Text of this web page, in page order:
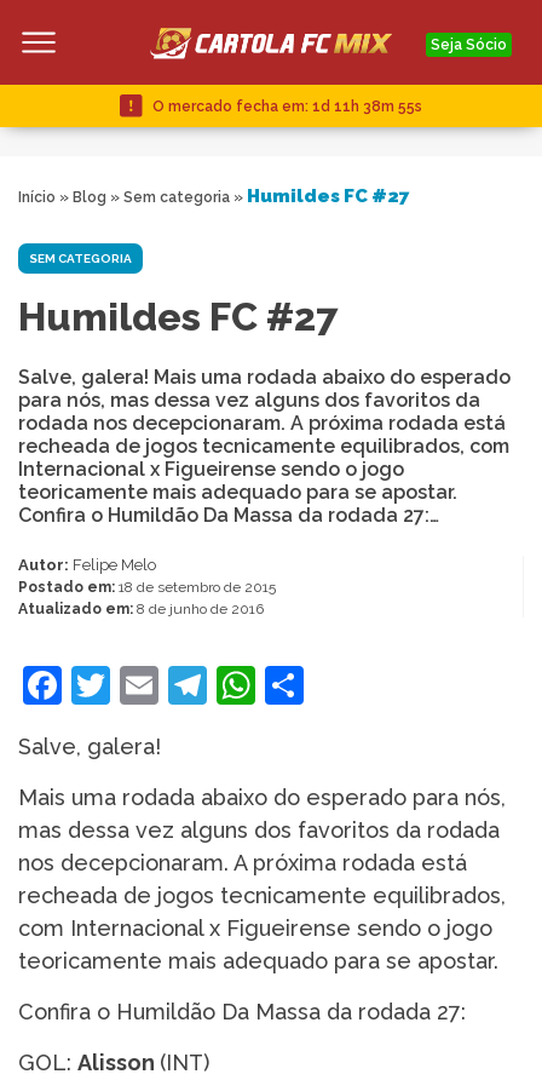
Seja Sócio
O mercado fecha em: 1d 11h 38m 55s
Início » Blog » Sem categoria » Humildes FC #27
SEM CATEGORIA
Humildes FC #27
Salve, galera! Mais uma rodada abaixo do esperado
para nós, mas dessa vez alguns dos favoritos da
rodada nos decepcionaram. A próxima rodada está
recheada de jogos tecnicamente equilibrados, com
Internacional x Figueirense sendo o jogo
teoricamente mais adequado para se apostar.
Confira o Humildão Da Massa da rodada 27:…
Autor: Felipe Melo
Postado em: 18 de setembro de 2015
Atualizado em: 8 de junho de 2016
Facebook
Twitter
EmailTelegram
WhatsApp
Salve, galera!
Mais uma rodada abaixo do esperado para nós,
mas dessa vez alguns dos favoritos da rodada
nos decepcionaram. A próxima rodada está
recheada de jogos tecnicamente equilibrados,
com Internacional x Figueirense sendo o jogo
teoricamente mais adequado para se apostar.
Confira o Humildão Da Massa da rodada 27:
GOL: Alisson (INT)